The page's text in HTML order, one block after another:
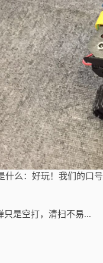
：好玩！我们的口号
只是空打，清扫不易...